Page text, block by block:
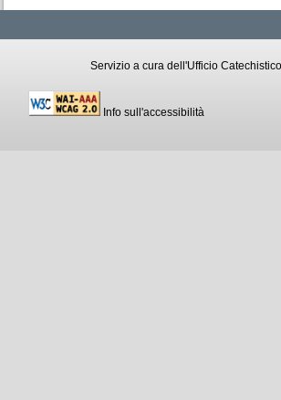
Servizio a cura dell'Ufficio
Info sull'accessibilità